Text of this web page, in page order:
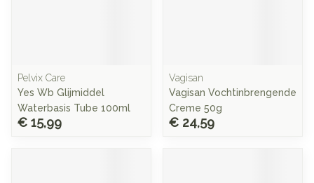
Pelvix Care
Yes Wb Glijmiddel
Waterbasis Tube 100ml
€ 15,99
Vagisan
Vagisan Vochtinbrengende
Creme 50g
€ 24,59